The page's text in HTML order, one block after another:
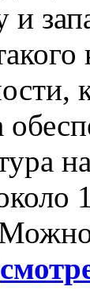
и